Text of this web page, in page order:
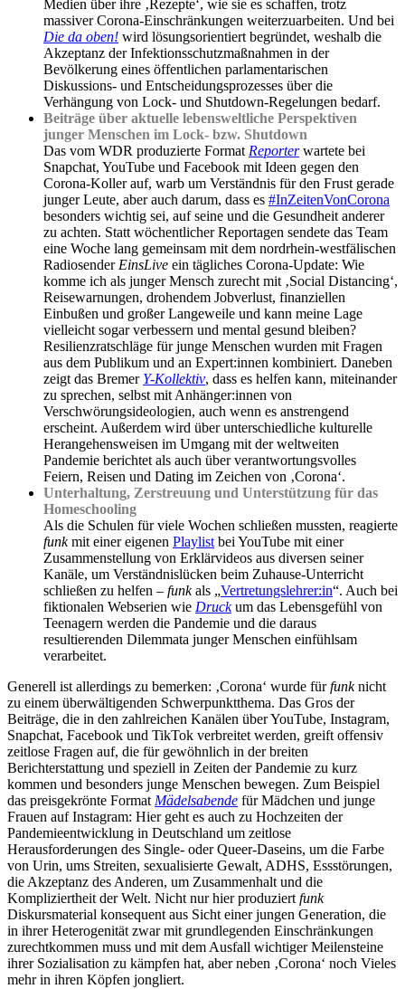
Medien über ihre ‚Rezepte‘, wie sie es schaffen, trotz
massiver Corona-Einschränkungen weiterzuarbeiten. Und bei
Die da oben! wird lösungsorientiert begründet, weshalb die
Akzeptanz der Infektionsschutzmaßnahmen in der
Bevölkerung eines öffentlichen parlamentarischen
Diskussions- und Entscheidungsprozesses über die
Verhängung von Lock- und Shutdown-Regelungen bedarf.
Beiträge über aktuelle lebensweltliche Perspektiven
junger Menschen im Lock- bzw. Shutdown
Das vom WDR produzierte Format Reporterwartete bei
Snapchat, YouTube und Facebook mit Ideen gegen den
Corona-Koller auf, warb um Verständnis für den Frust gerade
junger Leute, aber auch darum, dass es #InZeitenVonCorona
besonders wichtig sei, auf seine und die Gesundheit anderer
zu achten. Statt wöchentlicher Reportagen sendete das Team
eine Woche lang gemeinsam mit dem nordrhein-westfälischen
Radiosender EinsLive ein tägliches Corona-Update: Wie
komme ich als junger Mensch zurecht mit ‚Social Distancing‘,
Reisewarnungen, drohendem Jobverlust, finanziellen
Einbußen und großer Langeweile und kann meine Lage
vielleicht sogar verbessern und mental gesund bleiben?
Resilienzratschläge für junge Menschen wurden mit Fragen
aus dem Publikum und an Expert:innen kombiniert. Daneben
zeigt das Bremer Y-Kollektiv, dass es helfen kann, miteinander
zu sprechen, selbst mit Anhänger:innen von
Verschwörungsideologien, auch wenn es anstrengend
erscheint. Außerdem wird über unterschiedliche kulturelle
Herangehensweisen im Umgang mit der weltweiten
Pandemie berichtet als auch über verantwortungsvolles
Feiern, Reisen und Dating im Zeichen von ‚Corona‘.
Unterhaltung, Zerstreuung und Unterstützung für das
Homeschooling
Als die Schulen für viele Wochen schließen mussten, reagierte
funkmit einer eigenen Playlist bei YouTube mit einer
Zusammenstellung von Erklärvideos aus diversen seiner
Kanäle, um Verständnislücken beim Zuhause-Unterricht
schließen zu helfen – funkals „Vertretungslehrer:in“. Auch bei
fiktionalen Webserien wie Druckum das Lebensgefühl von
Teenagern werden die Pandemie und die daraus
resultierenden Dilemmata junger Menschen einfühlsam
verarbeitet.
Generell ist allerdings zu bemerken: ‚Corona‘ wurde fürfunknicht
zu einem überwältigenden Schwerpunktthema. Das Gros der
Beiträge, die in den zahlreichen Kanälen über YouTube, Instagram,
Snapchat, Facebook und TikTok verbreitet werden, greift offensiv
zeitlose Fragen auf, die für gewöhnlich in der breiten
Berichterstattung und speziell in Zeiten der Pandemie zu kurz
kommen und besonders junge Menschen bewegen. Zum Beispiel
das preisgekrönte Format Mädelsabende für Mädchen und junge
Frauen auf Instagram: Hier geht es auch zu Hochzeiten der
Pandemieentwicklung in Deutschland um zeitlose
Herausforderungen des Single- oder Queer-Daseins, um die Farbe
von Urin, ums Streiten, sexualisierte Gewalt, ADHS, Essstörungen,
die Akzeptanz des Anderen, um Zusammenhalt und die
Kompliziertheit der Welt. Nicht nur hier produziert funk
Diskursmaterial konsequent aus Sicht einer jungen Generation, die
in ihrer Heterogenität zwar mit grundlegenden Einschränkungen
zurechtkommen muss und mit dem Ausfall wichtiger Meilensteine
ihrer Sozialisation zu kämpfen hat, aber neben ‚Corona‘ noch Vieles
mehr in ihren Köpfen jongliert.